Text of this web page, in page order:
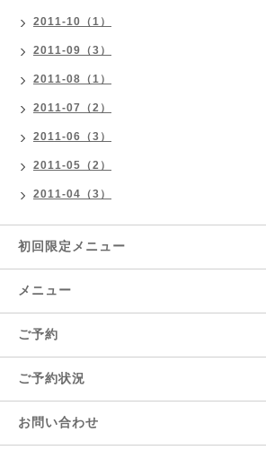
2011-10（1）
2011-09（3）
2011-08（1）
2011-07（2）
2011-06（3）
2011-05（2）
2011-04（3）
初回限定メニュー
メニュー
ご予約
ご予約状況
お問い合わせ